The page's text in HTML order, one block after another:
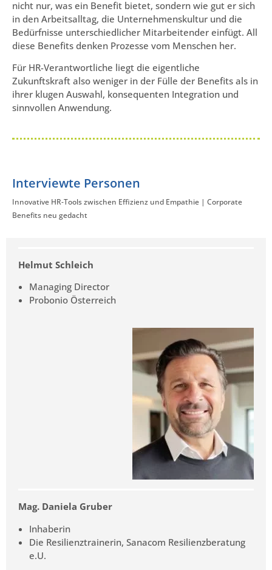
nicht nur, was ein Benefit bietet, sondern wie gut er sich
in den Arbeitsalltag, die Unternehmenskultur und die
Bedürfnisse unterschiedlicher Mitarbeitender einfügt. All
diese Benefits denken Prozesse vom Menschen her.
Für HR-Verantwortliche liegt die eigentliche
Zukunftskraft also weniger in der Fülle der Benefits als in
ihrer klugen Auswahl, konsequenten Integration und
sinnvollen Anwendung.
Interviewte Personen
Innovative HR-Tools zwischen Effizienz und Empathie | Corporate
Benefits neu gedacht
Helmut Schleich
Managing Director
Probonio Österreich
Mag. Daniela Gruber
Inhaberin
Die Resilienztrainerin, Sanacom Resilienzberatung
e.U.